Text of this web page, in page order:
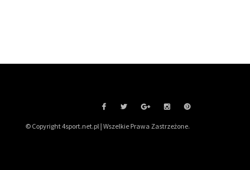
© Copyright 4sport.net.pl | Wszelkie Prawa Zastrzeżone.